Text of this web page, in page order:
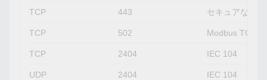
TCP 443 セキュアな
TCP 502 Modbus TCPポ
TCP 2404 IEC 104
UDP 2404 IEC 104